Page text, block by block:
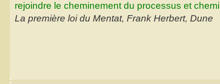
rejoindre le cheminement du processus et
La première loi du Mentat, Frank Herbert, Dune